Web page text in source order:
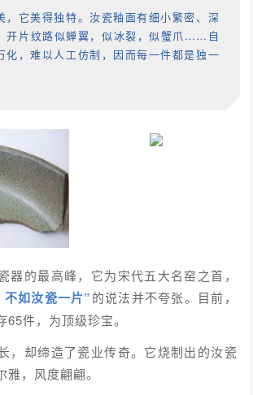
，它美得独特。汝瓷釉面有细小繁密、深
开片纹路似蝉翼，似冰裂，似蟹爪……自
化，难以人工仿制，因而每一件都是独一
器的最高峰，它为宋代五大名窑之首，
如汝瓷一片”的说法并不夸张。目前，
件，为顶级珍宝。
，却缔造了瓷业传奇。它烧制出的汝瓷
，风度翩翩。